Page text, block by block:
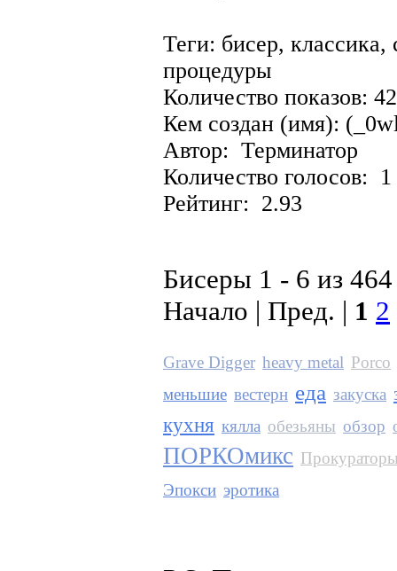
Теги: бисер,
процедуры
Количество показов:
Кем создан (имя):
Автор: Терминатор
Количество голосов: 1
Рейтинг: 2.93
Бисеры 1 - 6 из 464
Начало | Пред. | 1 2
Grave Digger heavy metal Porco
меньшие вестерн еда закуска
кухня кялла обезьяны обзор
ПОРКОмикс
Эпокси эротика